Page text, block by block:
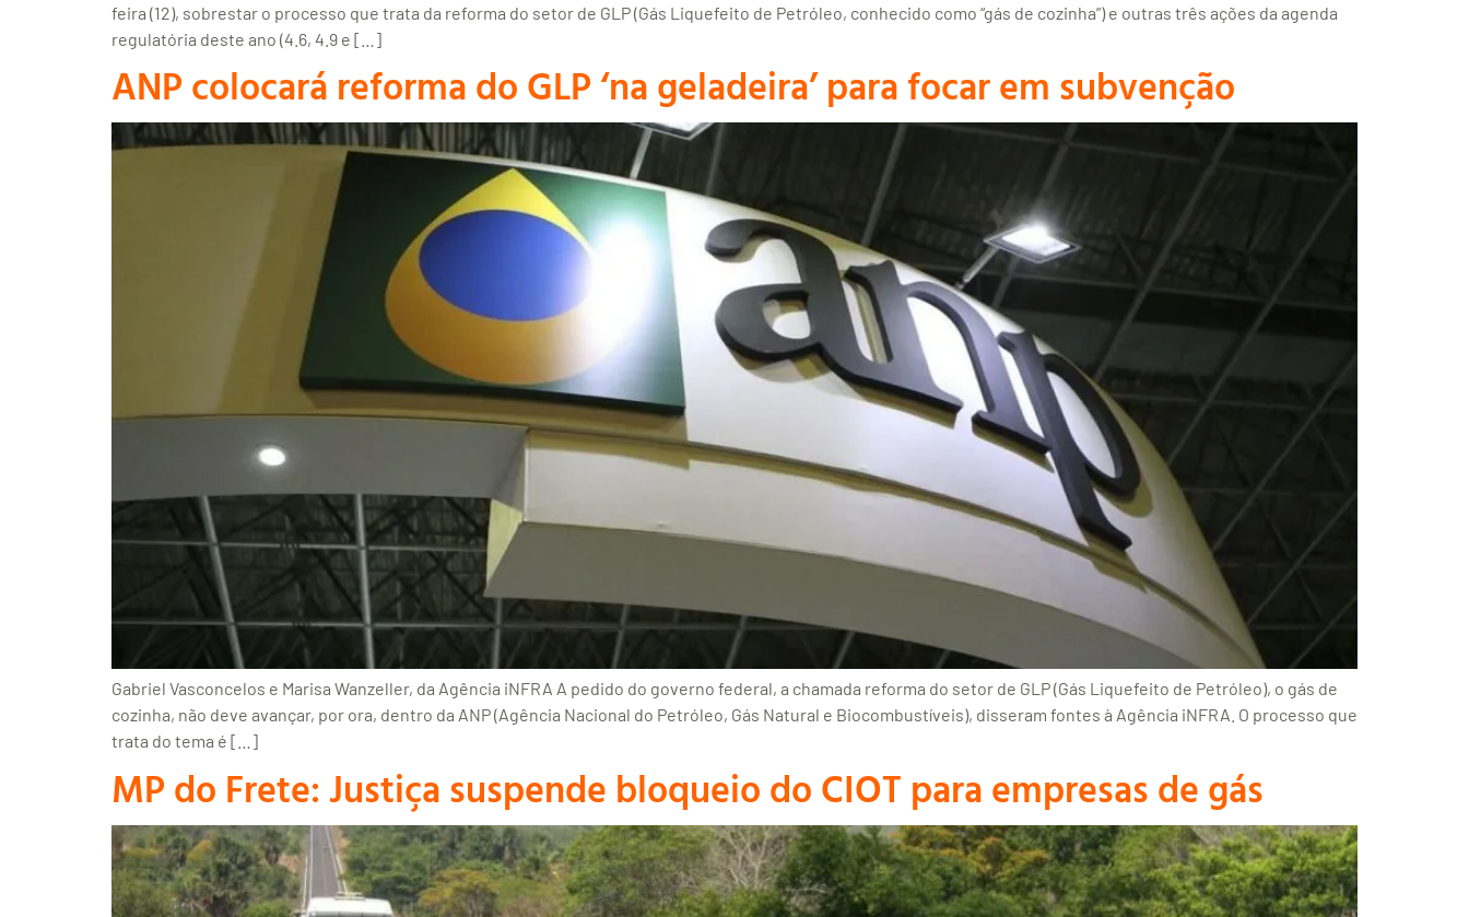
feira (12), sobrestar o processo que trata da reforma do setor de GLP (Gás Liquefeito de Petróleo, conhecido como “gás de cozinha”) e outras três ações da agenda
regulatória deste ano (4.6, 4.9 e […]
ANP colocará reforma do GLP ‘na geladeira’ para focar em subvenção
Gabriel Vasconcelos e Marisa Wanzeller, da Agência iNFRA A pedido do governo federal, a chamada reforma do setor de GLP (Gás Liquefeito de Petróleo), o gás de
cozinha, não deve avançar, por ora, dentro da ANP (Agência Nacional do Petróleo, Gás Natural e Biocombustíveis), disseram fontes à Agência iNFRA. O processo que
trata do tema é […]
MP do Frete: Justiça suspende bloqueio do CIOT para empresas de gás